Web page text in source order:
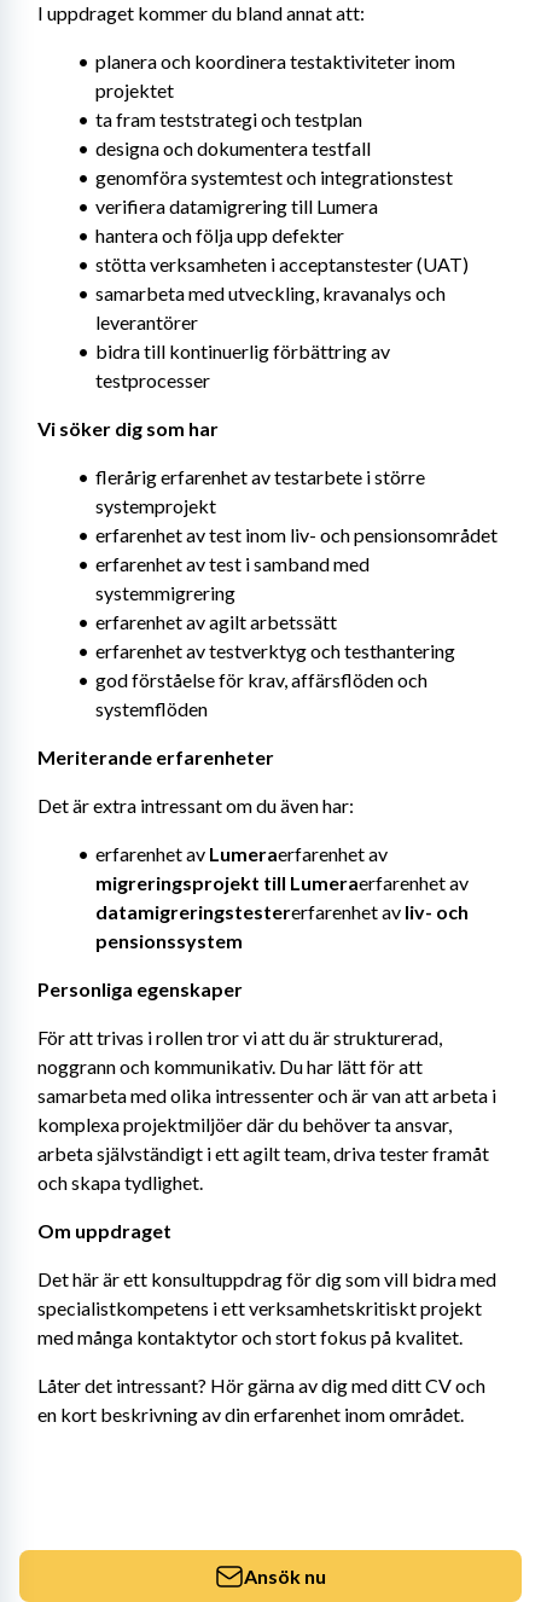
I uppdraget kommer du bland annat att:
planera och koordinera testaktiviteter inom
projektet
ta fram teststrategi och testplan
designa och dokumentera testfall
genomföra systemtest och integrationstest
verifiera datamigrering till Lumera
hantera och följa upp defekter
stötta verksamheten i acceptanstester (UAT)
samarbeta med utveckling, kravanalys och
leverantörer
bidra till kontinuerlig förbättring av
testprocesser
Vi söker dig som har
flerårig erfarenhet av testarbete i större
systemprojekt
erfarenhet av test inom liv- och pensionsområdet
erfarenhet av test i samband med
systemmigrering
erfarenhet av agilt arbetssätt
erfarenhet av testverktyg och testhantering
god förståelse för krav, affärsflöden och
systemflöden
Meriterande erfarenheter
Det är extra intressant om du även har:
erfarenhet av Lumera
erfarenhet av
migreringsprojekt till Lumera
datamigreringstestererfarenhet av liv- och
pensionssystem
Personliga egenskaper
För att trivas i rollen tror vi att du är strukturerad,
noggrann och kommunikativ. Du har lätt för att
samarbeta med olika intressenter och är van att arbeta i
komplexa projektmiljöer där du behöver ta ansvar,
arbeta självständigt i ett agilt team, driva tester framåt
och skapa tydlighet.
Om uppdraget
Det här är ett konsultuppdrag för dig som vill bidra med
specialistkompetens i ett verksamhetskritiskt projekt
med många kontaktytor och stort fokus på kvalitet.
Låter det intressant? Hör gärna av dig med ditt CV och
en kort beskrivning av din erfarenhet inom området.
Ansök nu